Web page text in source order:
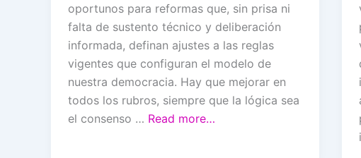
oportunos para reformas que, sin prisa ni
falta de sustento técnico y deliberación
informada, definan ajustes a las reglas
vigentes que configuran el modelo de
nuestra democracia. Hay que mejorar en
todos los rubros, siempre que la lógica sea
el consenso … Read more…